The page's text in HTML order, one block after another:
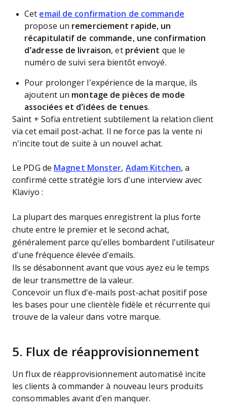
Cet email de confirmation de commande
propose un remerciement rapide, un
récapitulatif de commande, une confirmation
d’adresse de livraison, et prévient que le
numéro de suivi sera bientôt envoyé.
Pour prolonger l’expérience de la marque, ils
ajoutent un montage de pièces de mode
associées et d’idées de tenues.
Saint + Sofia entretient subtilement la relation client
via cet email post-achat. Il ne force pas la vente ni
n’incite tout de suite à un nouvel achat.
Le PDG de Magnet Monster, Adam Kitchen, a
confirmé cette stratégie lors d’une interview avec
Klaviyo :
La plupart des marques enregistrent la plus forte
chute entre le premier et le second achat,
généralement parce qu’elles bombardent l’utilisateur
d’une fréquence élevée d’emails.
Ils se désabonnent avant que vous ayez eu le temps
de leur transmettre de la valeur.
Concevoir un flux d'e-mails post-achat positif pose
les bases pour une clientèle fidèle et récurrente qui
trouve de la valeur dans votre marque.
5. Flux de réapprovisionnement
Un flux de réapprovisionnement automatisé incite
les clients à commander à nouveau leurs produits
consommables avant d’en manquer.